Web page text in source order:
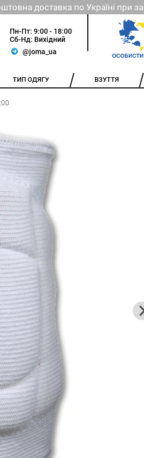
доставка по Україні при
Пн-Пт: 9:00 - 18:00
Сб-Нд: Вихідний
@joma_ua
ТИП ОДЯГУ ВЗУТТЯ